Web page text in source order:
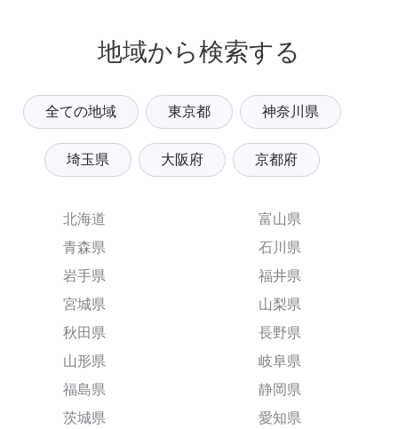
地域から検索する
全ての地域 東京都 神奈川県
埼玉県 大阪府 京都府
北海道
青森県
岩手県
宮城県
秋田県
山形県
福島県
茨城県
富山県
石川県
福井県
山梨県
長野県
岐阜県
静岡県
愛知県